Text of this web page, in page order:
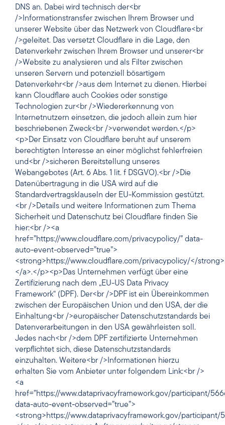
DNS an. Dabei wird technisch der<br
/>Informationstransfer zwischen Ihrem Browser und
unserer Website über das Netzwerk von Cloudflare<br
/>geleitet. Das versetzt Cloudflare in die Lage, den
Datenverkehr zwischen Ihrem Browser und unserer<br
/>Website zu analysieren und als Filter zwischen
unseren Servern und potenziell bösartigem
Datenverkehr<br />aus dem Internet zu dienen. Hierbei
kann Cloudflare auch Cookies oder sonstige
Technologien zur<br />Wiedererkennung von
Internetnutzern einsetzen, die jedoch allein zum hier
beschriebenen Zweck<br />verwendet werden.</p>
<p>Der Einsatz von Cloudflare beruht auf unserem
berechtigten Interesse an einer möglichst fehlerfreien
und<br />sicheren Bereitstellung unseres
Webangebotes (Art. 6 Abs. 1 lit. f DSGVO).<br />Die
Datenübertragung in die USA wird auf die
Standardvertragsklauseln der EU-Kommission gestützt.
<br />Details und weitere Informationen zum Thema
Sicherheit und Datenschutz bei Cloudflare finden Sie
hier:<br /><a
href=”https://www.cloudflare.com/privacypolicy/” data-
auto-event-observed=”true”>
<strong>https://www.cloudflare.com/privacypolicy/</strong>
</a>.</p><p>Das Unternehmen verfügt über eine
Zertifizierung nach dem „EU-US Data Privacy
Framework“ (DPF). Der<br />DPF ist ein Übereinkommen
zwischen der Europäischen Union und den USA, der die
Einhaltung<br />europäischer Datenschutzstandards bei
Datenverarbeitungen in den USA gewährleisten soll.
Jedes nach<br />dem DPF zertifizierte Unternehmen
verpflichtet sich, diese Datenschutzstandards
einzuhalten. Weitere<br />Informationen hierzu
erhalten Sie vom Anbieter unter folgendem Link:<br />
<a
href=”https://www.dataprivacyframework.gov/participant/
data-auto-event-observed=”true”>
<strong>https://www.dataprivacyframework.gov/participant/